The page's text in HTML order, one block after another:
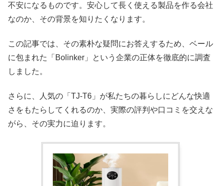
不安になるものです。安心して長く使える製品を作る会社
なのか、その背景を知りたくなります。
この記事では、その素朴な疑問にお答えするため、ベール
に包まれた「Bolinker」という企業の正体を徹底的に調査
しました。
さらに、人気の「TJ-T6」が私たちの暮らしにどんな快適
さをもたらしてくれるのか、実際の評判や口コミを交えな
がら、その実力に迫ります。